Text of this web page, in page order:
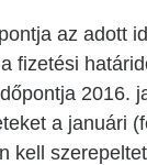
az adott
fizetési
2016.
a januári
kell